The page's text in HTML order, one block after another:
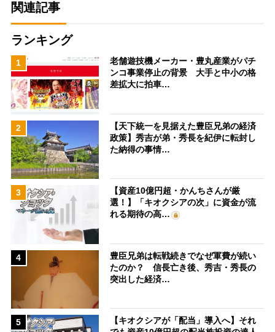
関連記事
ランキング
1
老舗遊技機メーカー・豊丸産業がパチ
ンコ事業停止の背景 大手と中小の格
差拡大に拍車…
2
【天下統一を見据えた豊臣兄弟の経済
政策】秀吉が弟・秀長を紀伊に転封し
た納得の事情…
3
【資産10億円超・かんちさんが厳
選！】「キオクシアの次」に資金が流
れる期待の高…
4
豊臣兄弟は転戦続きでなぜ軍費が続い
たのか？ 信長亡き後、秀吉・秀長の
突出した経済…
5
【キオクシアが「配当」導入へ】それ